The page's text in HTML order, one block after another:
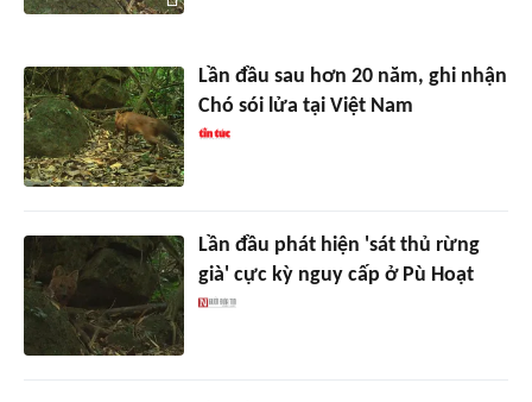
Lần đầu sau hơn 20 năm, ghi nhận
Chó sói lửa tại Việt Nam
Lần đầu phát hiện 'sát thủ rừng
già' cực kỳ nguy cấp ở Pù Hoạt